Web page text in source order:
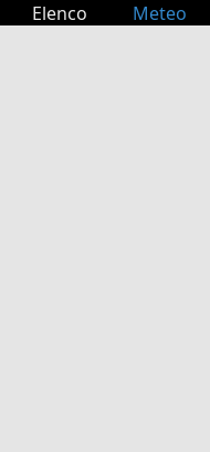
Elenco Meteo